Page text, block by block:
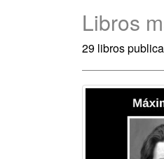
Libros
29 libros